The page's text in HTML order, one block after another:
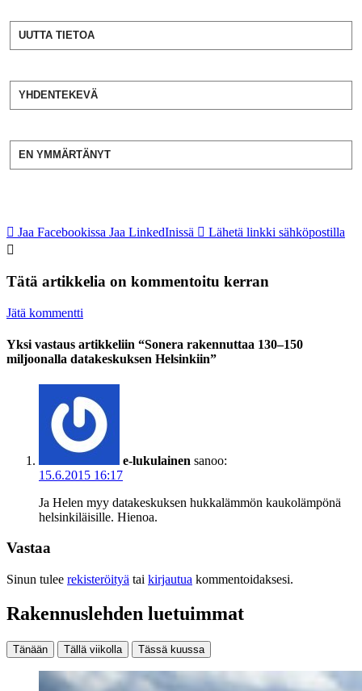
UUTTA TIETOA
YHDENTEKEVÄ
EN YMMÄRTÄNYT
Jaa Facebookissa Jaa LinkedInissä Lähetä linkki sähköpostilla
Tätä artikkelia on kommentoitu kerran
Jätä kommentti
Yksi vastaus artikkeliin “Sonera rakennuttaa 130–150
miljoonalla datakeskuksen Helsinkiin”
e-lukulainen sanoo:
15.6.2015 16:17
Ja Helen myy datakeskuksen hukkalämmön kaukolämpönä
helsinkiläisille. Hienoa.
Vastaa
Sinun tulee rekisteröityä tai kirjautua kommentoidaksesi.
Rakennuslehden luetuimmat
Tänään Tällä viikolla Tässä kuussa